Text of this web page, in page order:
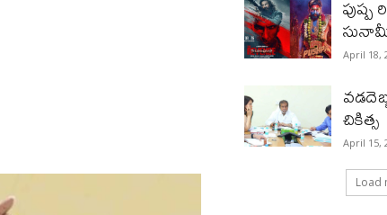
పుష్ప
April 18,
చికిత్స
April 15,
Load